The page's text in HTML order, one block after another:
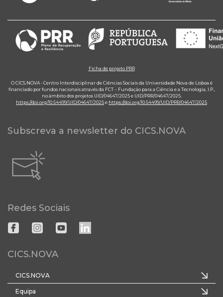
Ficha de projeto PRR
O CICS.NOVA - Centro Interdisciplinar de Ciências Sociais da Universidade Nova de Lisboa é
financiado por fundos nacionais através da FCT – Fundação para a Ciência e a Tecnologia, I.P.,
no âmbito dos projetos UID/04647/2025 e UID/PRR/04647/2025.
https://doi.org/10.54499/UID/04647/2025e https://doi.org/10.54499/UID/PRR/04647/2025
Subscreva a newsletter do CICS.NOVA
Redes Sociais
CICS.NOVA
CICS.NOVA
Equipa